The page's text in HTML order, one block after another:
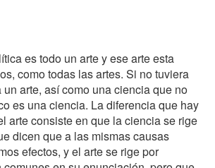
es todo un arte y ese arte esta
como todas las artes. Si no tuviera
arte, así como una ciencia que no
es una ciencia. La diferencia que hay
arte consiste en que la ciencia se rige
dicen que a las mismas causas
efectos, y el arte se rige por